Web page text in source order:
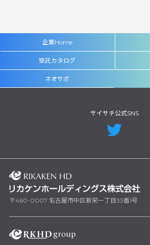
企業Home
受託カタログ
ネオサポ
サイサチ公式SNS
〒460-0007 名古屋市中区新栄一丁目33番1号